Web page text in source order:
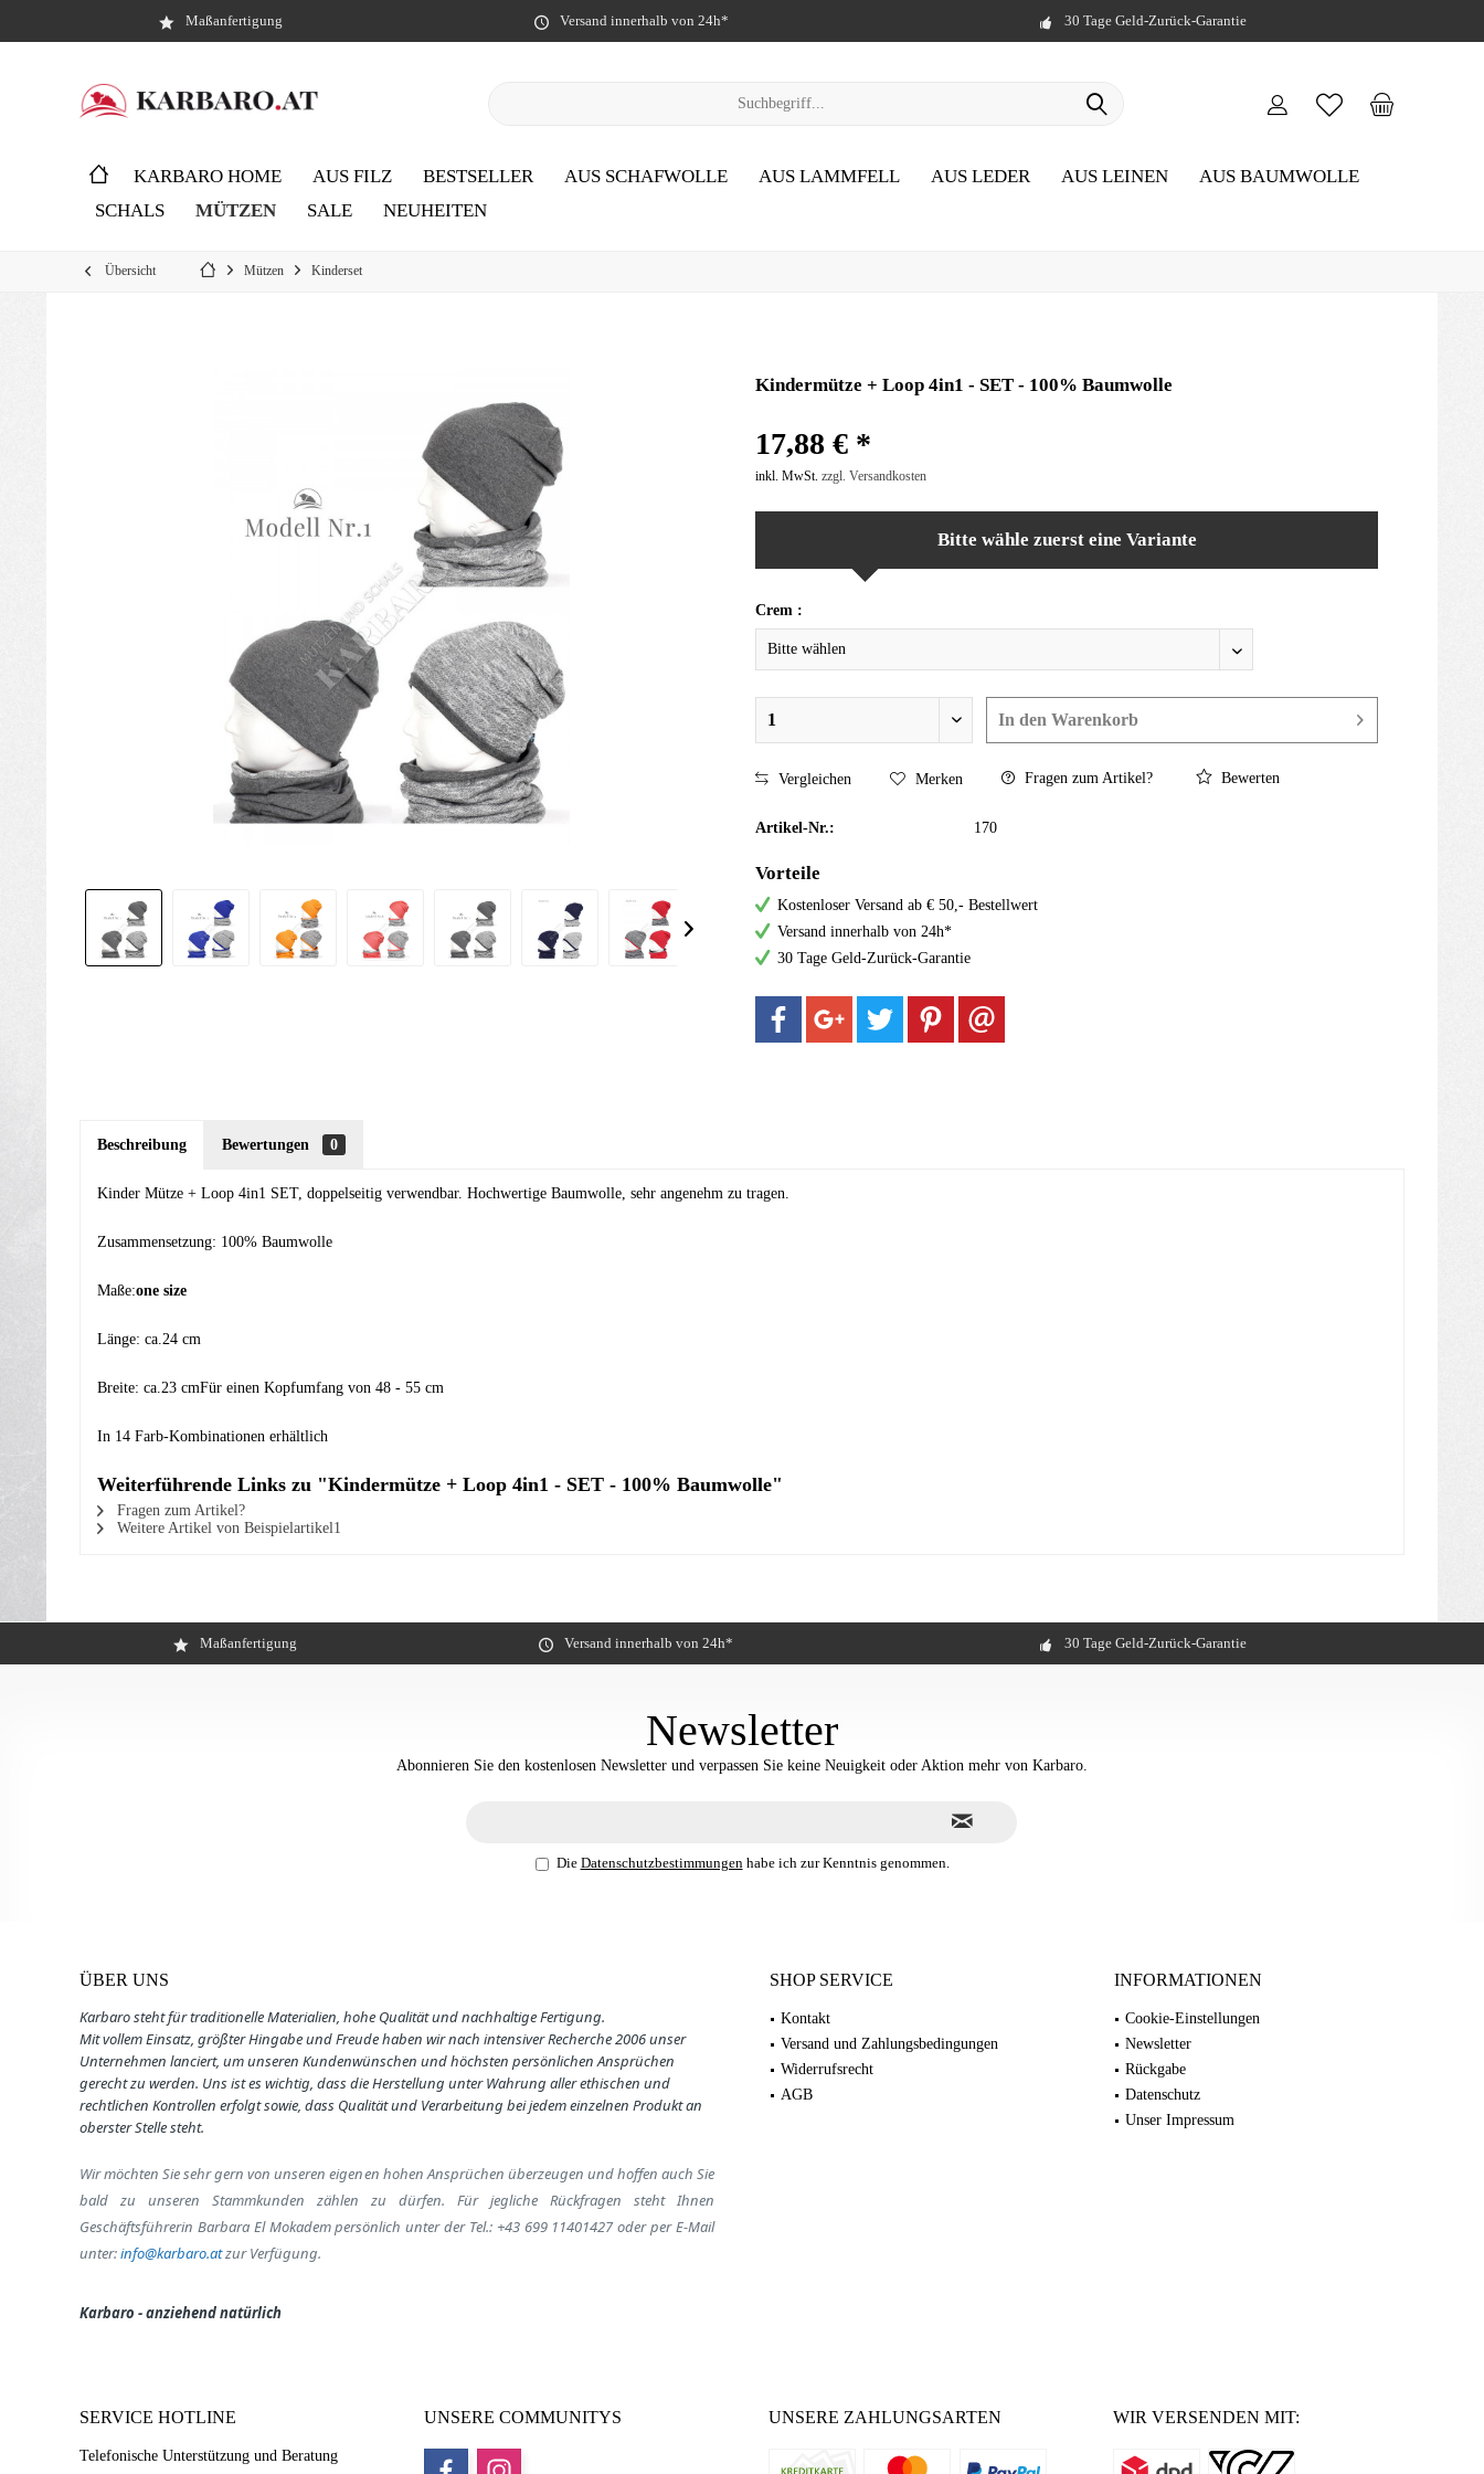
Maßanfertigung Versand innerhalb von 24h* 30 Tage Geld-Zurück-Garantie
KARBARO HOME AUS FILZ BESTSELLER AUS SCHAFWOLLE AUS LAMMFELL AUS LEDER AUS LEINEN
AUS BAUMWOLLE
SCHALS
MÜTZEN SALE NEUHEITEN
Übersicht Mützen Kinderset
Kindermütze + Loop 4in1 - SET - 100% Baumwolle
17,88 € *
inkl. MwSt. zzgl. Versandkosten
Bitte wähle zuerst eine Variante
Crem :
In den Warenkorb
Vergleichen Merken Fragen zum Artikel? Bewerten
Artikel-Nr.: 170
Vorteile
Kostenloser Versand ab € 50,- Bestellwert
Versand innerhalb von 24h*
30 Tage Geld-Zurück-Garantie
Beschreibung Bewertungen 0
Kinder Mütze + Loop 4in1 SET, doppelseitig verwendbar. Hochwertige Baumwolle, sehr angenehm zu tragen.
Zusammensetzung: 100% Baumwolle
Maße:one size
Länge: ca.24 cm
Breite: ca.23 cmFür einen Kopfumfang von 48 - 55 cm
In 14 Farb-Kombinationen erhältlich
Weiterführende Links zu "Kindermütze + Loop 4in1 - SET - 100% Baumwolle"
Fragen zum Artikel?
Weitere Artikel von Beispielartikel1
Maßanfertigung Versand innerhalb von 24h* 30 Tage Geld-Zurück-Garantie
Newsletter
Abonnieren Sie den kostenlosen Newsletter und verpassen Sie keine Neuigkeit oder Aktion mehr von Karbaro.
Die Datenschutzbestimmungenhabe ich zur Kenntnis genommen.
ÜBER UNS
Karbaro steht für traditionelle Materialien, hohe Qualität und nachhaltige Fertigung.
Mit vollem Einsatz, größter Hingabe und Freude haben wir nach intensiver Recherche 2006 unser
Unternehmen lanciert, um unseren Kundenwünschen und höchsten persönlichen Ansprüchen
gerecht zu werden. Uns ist es wichtig, dass die Herstellung unter Wahrung aller ethischen und
rechtlichen Kontrollen erfolgt sowie, dass Qualität und Verarbeitung bei jedem einzelnen Produkt an
oberster Stelle steht.
Wir möchten Sie sehr gern von unseren eigenen hohen Ansprüchen überzeugen und hoffen auch Sie
bald zu unseren Stammkunden zählen zu dürfen. Für jegliche Rückfragen steht Ihnen
Geschäftsführerin Barbara El Mokadem persönlich unter der Tel.: +43 699 11401427oder per E-Mail
unter:info@karbaro.atzur Verfügung.
Karbaro - anziehend natürlich
SHOP SERVICE
Kontakt
Versand und Zahlungsbedingungen
Widerrufsrecht
AGB
INFORMATIONEN
Cookie-Einstellungen
Newsletter
Rückgabe
Datenschutz
Unser Impressum
SERVICE HOTLINE
Telefonische Unterstützung und Beratung
UNSERE COMMUNITYS UNSERE ZAHLUNGSARTEN WIR VERSENDEN MIT: